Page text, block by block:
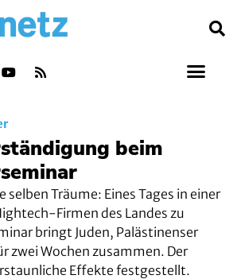
beim
selben Träume: Eines Tages in einer
Firmen des Landes zu
bringt Juden, Palästinenser
zwei Wochen zusammen. Der
Effekte festgestellt.